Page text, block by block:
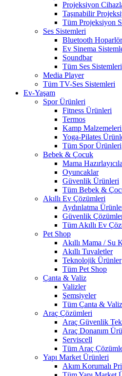
Projeksiyon
Taşınabilir
Tüm Projeksiyon
Ses Sistemleri
Bluetooth
Ev Sinema
Soundbar
Tüm Ses Sistemleri
Media Player
Tüm TV-Ses Sistemleri
Ev-Yaşam
Spor Ürünleri
Fitness Ürünleri
Termos
Kamp
Yoga-Pilates
Tüm Spor Ürünleri
Bebek & Çocuk
Mama
Oyuncaklar
Güvenlik Ürünleri
Tüm Bebek &
Akıllı Ev Çözümleri
Aydınlatma
Güvenlik
Tüm Akıllı Ev
Pet Shop
Akıllı Mama / Su
Akıllı Tuvaletler
Teknolojik Ürünler
Tüm Pet Shop
Çanta & Valiz
Valizler
Şemsiyeler
Tüm Çanta & Valiz
Araç Çözümleri
Araç Güvenlik
Araç Donanım
Serviscell
Tüm Araç
Yapı Market Ürünleri
Akım Korumalı